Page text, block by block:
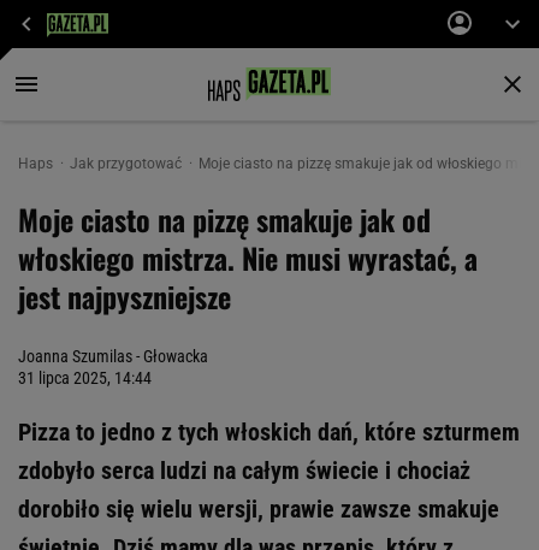
Haps Jak przygotować Moje ciasto na pizzę smakuje jak od włoskiego
Moje ciasto na pizzę smakuje jak od
włoskiego mistrza. Nie musi wyrastać, a
jest najpyszniejsze
Joanna Szumilas - Głowacka
31 lipca 2025, 14:44
Pizza to jedno z tych włoskich dań, które szturmem
zdobyło serca ludzi na całym świecie i chociaż
dorobiło się wielu wersji, prawie zawsze smakuje